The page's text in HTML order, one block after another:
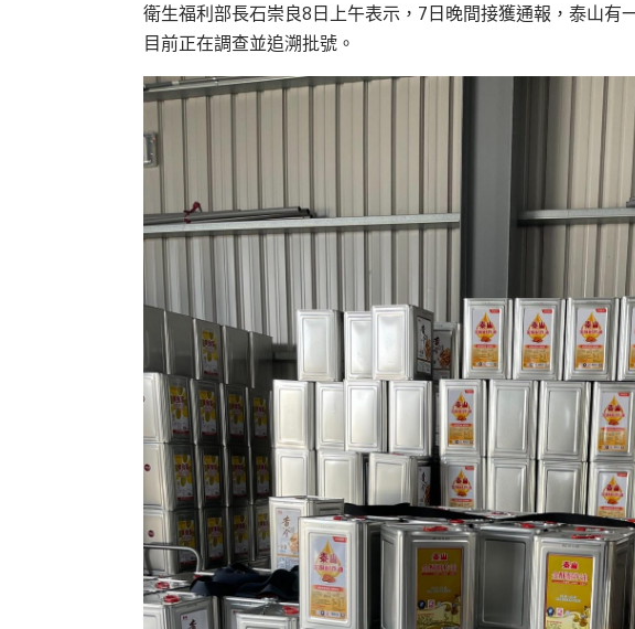
衛生福利部長石崇良8日上午表示，7日晚間接獲通報，泰山有
目前正在調查並追溯批號。